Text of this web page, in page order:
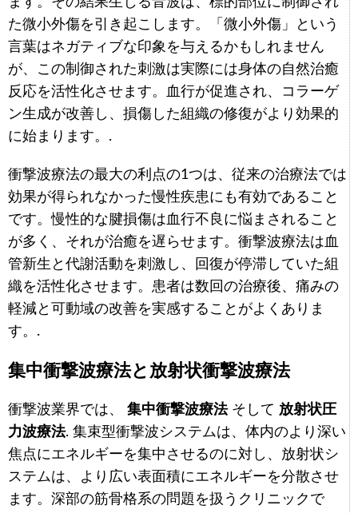
た微小外傷を引き起こします。「微小外傷」という
言葉はネガティブな印象を与えるかもしれません
が、この制御された刺激は実際には身体の自然治癒
反応を活性化させます。血行が促進され、コラーゲ
ン生成が改善し、損傷した組織の修復がより効果的
に始まります。.
衝撃波療法の最大の利点の1つは、従来の治療法では
効果が得られなかった慢性疾患にも有効であること
です。慢性的な腱損傷は血行不良に悩まされること
が多く、それが治癒を遅らせます。衝撃波療法は血
管新生と代謝活動を刺激し、回復が停滞していた組
織を活性化させます。患者は数回の治療後、痛みの
軽減と可動域の改善を実感することがよくありま
す。.
集中衝撃波療法と放射状衝撃波療法
衝撃波業界では、 集中衝撃波療法そして 放射状圧
力波療法. 集束型衝撃波システムは、体内のより深い
焦点にエネルギーを集中させるのに対し、放射状シ
ステムは、より広い表面積にエネルギーを分散させ
ます。深部の筋骨格系の問題を扱うクリニックで